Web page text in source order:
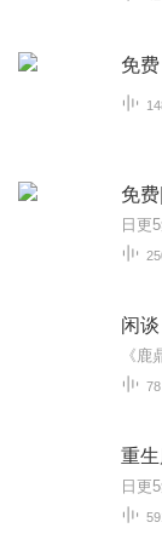
闲
78
重